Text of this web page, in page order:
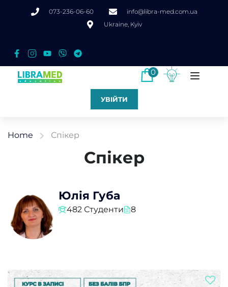
073-236-06-60
info@libra-med.com.ua
Ukraine, Kyiv
0
УВІЙТИ
Home Спікер
Спікер
Юлія Губа
482 Студенти 8